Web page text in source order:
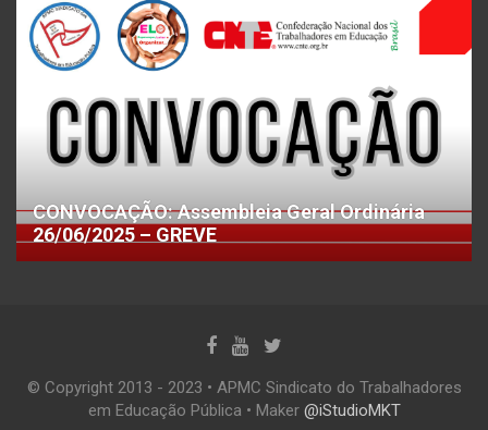
CONVOCAÇÃO: Assembleia Geral Ordinária
26/06/2025 – GREVE
© Copyright 2013 - 2023 • APMC Sindicato do Trabalhadores
em Educação Pública • Maker @iStudioMKT